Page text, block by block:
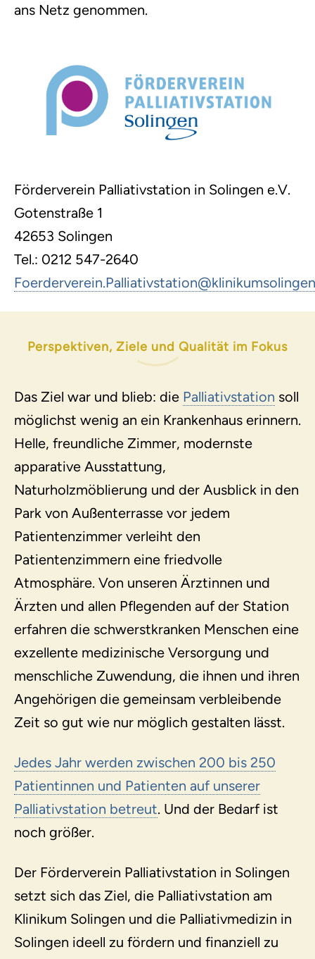
ans Netz genommen.
Förderverein Palliativstation in Solingen e.V.
Gotenstraße 1
42653 Solingen
Tel.: 0212 547-2640
Foerderverein.Palliativstation@
Perspektiven, Ziele und Qualität im Fokus
Das Ziel war und blieb: die Palliativstation soll
möglichst wenig an ein Krankenhaus erinnern.
Helle, freundliche Zimmer, modernste
apparative Ausstattung,
Naturholzmöblierung und der Ausblick in den
Park von Außenterrasse vor jedem
Patientenzimmer verleiht den
Patientenzimmern eine friedvolle
Atmosphäre. Von unseren Ärztinnen und
Ärzten und allen Pflegenden auf der Station
erfahren die schwerstkranken Menschen eine
exzellente medizinische Versorgung und
menschliche Zuwendung, die ihnen und ihren
Angehörigen die gemeinsam verbleibende
Zeit so gut wie nur möglich gestalten lässt.
Jedes Jahr werden zwischen 200 bis 250
Patientinnen und Patienten auf unserer
Palliativstation betreut. Und der Bedarf ist
noch größer.
Der Förderverein Palliativstation in Solingen
setzt sich das Ziel, die Palliativstation am
Klinikum Solingen und die Palliativmedizin in
Solingen ideell zu fördern und finanziell zu